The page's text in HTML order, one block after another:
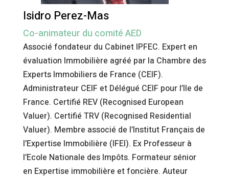
Isidro Perez-Mas
Co-animateur du comité AED
Associé fondateur du Cabinet IPFEC. Expert en
évaluation Immobilière agréé par la Chambre des
Experts Immobiliers de France (CEIF).
Administrateur CEIF et Délégué CEIF pour l’Ile de
France. Certifié REV (Recognised European
Valuer). Certifié TRV (Recognised Residential
Valuer). Membre associé de l’Institut Français de
l’Expertise Immobilière (IFEI). Ex Professeur à
l’Ecole Nationale des Impôts. Formateur sénior
en Expertise immobilière et foncière. Auteur